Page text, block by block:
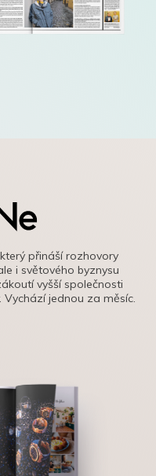
přináší rozhovory
i světového byznysu
vyšší společnosti
jednou za měsíc.